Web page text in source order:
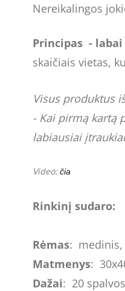
Nereikalingos
Principas -
skaičiais vietas,
Visus produktus
- Kai pirmą kartą
labiausiai
Video:čia
Rinkinį sudaro:
Rėmas: medinis,
Matmenys:
Dažai: 20